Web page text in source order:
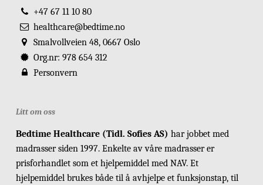
+47 67 11 10 80
healthcare@bedtime.no
Smalvollveien 48, 0667 Oslo
Org.nr: 978 654 312
Personvern
Litt om oss
Bedtime Healthcare (Tidl. Sofies AS) har jobbet med
madrasser siden 1997. Enkelte av våre madrasser er
prisforhandlet som et hjelpemiddel med NAV. Et
hjelpemiddel brukes både til å avhjelpe et funksjonstap, til